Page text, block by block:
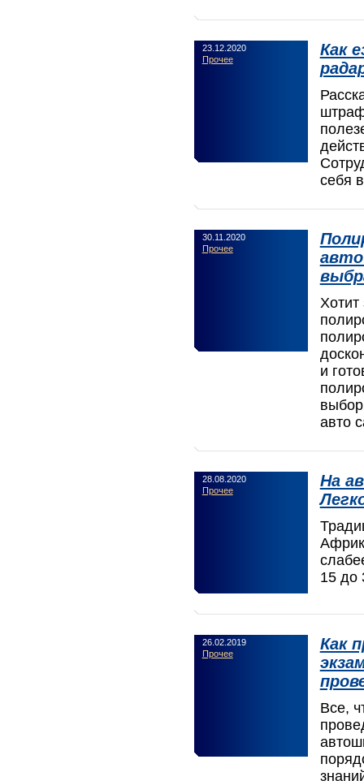
23.12.2020
Прочее
Как
себя
30.11.2020
Прочее
Хотит
и
авто
28.08.2020
Прочее
На
15 до
26.02.2019
Прочее
Как
Все,